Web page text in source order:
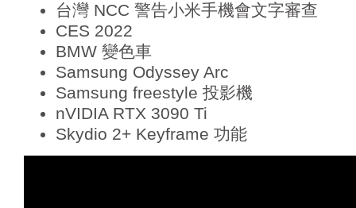
台灣 NCC 警告小米手機會文字審查
CES 2022
BMW 變色車
Samsung Odyssey Arc
Samsung freestyle 投影機
nVIDIA RTX 3090 Ti
Skydio 2+ Keyframe 功能